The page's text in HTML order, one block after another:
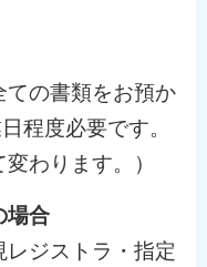
ての書類をお預か
程度必要です。
わります。）
場合
レジストラ・指定